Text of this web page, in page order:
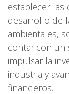
establecer las
desarrollo de
ambientales,
contar con un
impulsar la
industria y
financieros.